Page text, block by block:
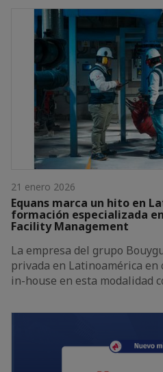
21 enero 2026
Equans marca un hito en
formación especializada
Facility Management
La empresa del grupo
privada en Latinoamérica en
in-house en esta modalidad